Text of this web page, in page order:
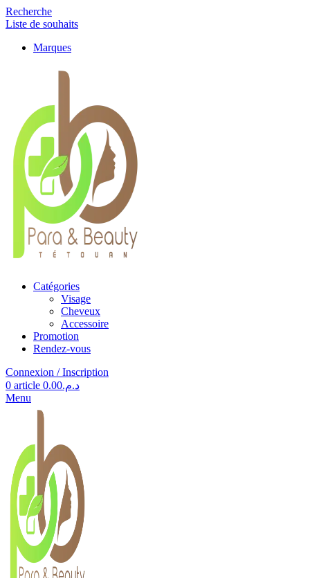
Recherche
Liste de souhaits
Marques
Catégories
Visage
Cheveux
Accessoire
Promotion
Rendez-vous
Connexion / Inscription
0 article د.م.0.00
Menu